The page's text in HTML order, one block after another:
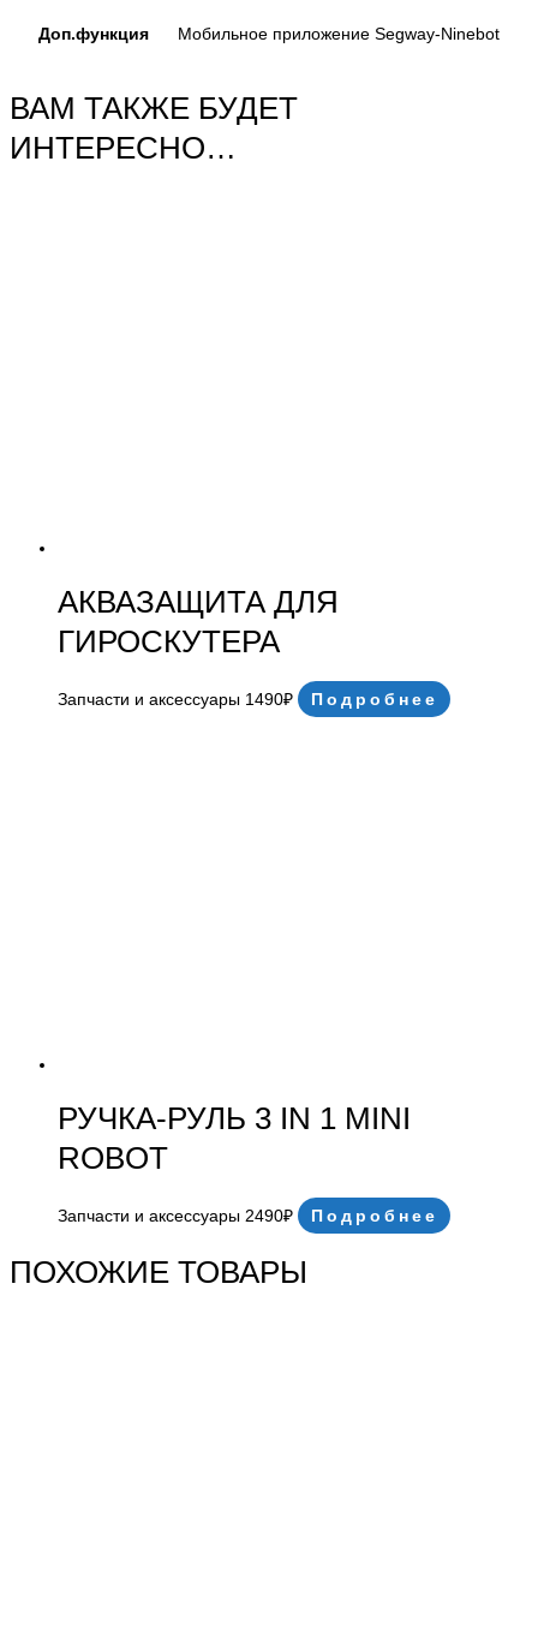
Доп.функция Мобильное приложение Segway-Ninebot
ВАМ ТАКЖЕ БУДЕТ
ИНТЕРЕСНО…
АКВАЗАЩИТА ДЛЯ
ГИРОСКУТЕРА
Запчасти и аксессуары 1490₽ Подробнее
РУЧКА-РУЛЬ 3 IN 1 MINI
ROBOT
Запчасти и аксессуары 2490₽ Подробнее
ПОХОЖИЕ ТОВАРЫ